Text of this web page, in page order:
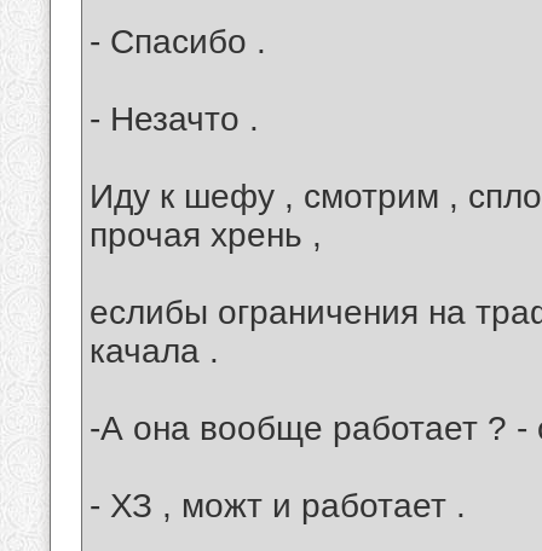
- Спасибо .
- Незачто .
Иду к шефу , смотрим ,
прочая хрень ,
еслибы ограничения на
качала .
-А она вообще работает ?
- ХЗ , можт и работает .